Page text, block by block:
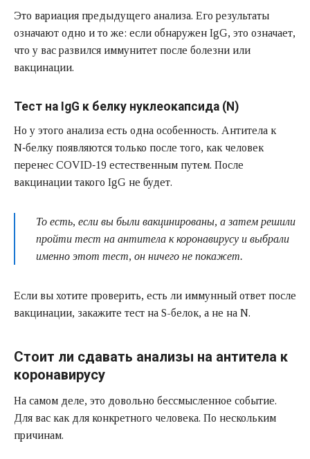
Это вариация предыдущего анализа. Его результаты
означают одно и то же: если обнаружен IgG, это означает,
что у вас развился иммунитет после болезни или
вакцинации.
Тест на IgG к белку нуклеокапсида (N)
Но у этого анализа есть одна особенность. Антитела к
N‑белку появляются только после того, как человек
перенес COVID‑19 естественным путем. После
вакцинации такого IgG не будет.
То есть, если вы были вакцинированы, а затем решили
пройти тест на антитела к коронавирусу и выбрали
именно этот тест, он ничего не покажет.
Если вы хотите проверить, есть ли иммунный ответ после
вакцинации, закажите тест на S-белок, а не на N.
Стоит ли сдавать анализы на антитела к
коронавирусу
На самом деле, это довольно бессмысленное событие.
Для вас как для конкретного человека. По нескольким
причинам.